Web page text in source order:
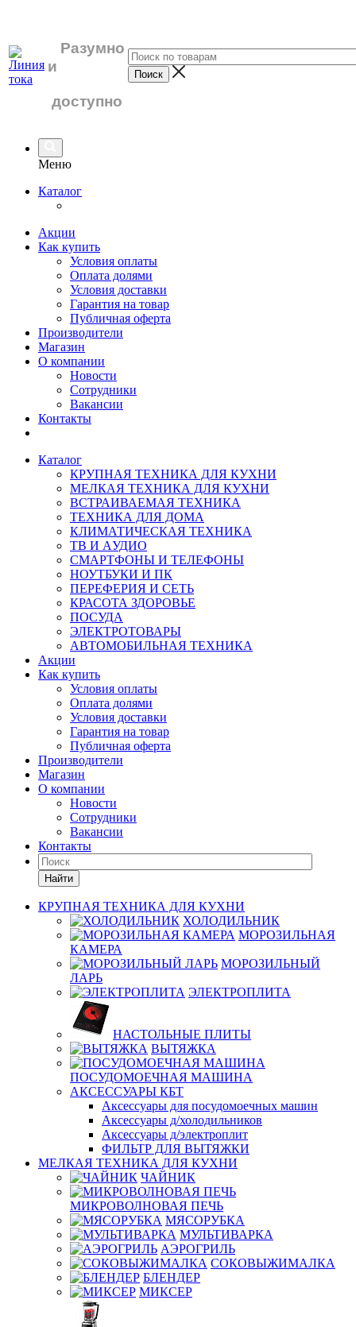
Разумно
и
доступно
Меню
Каталог
Акции
Как купить
Условия оплаты
Оплата долями
Условия доставки
Гарантия на товар
Публичная оферта
Производители
Магазин
О компании
Новости
Сотрудники
Вакансии
Контакты
Каталог
КРУПНАЯ ТЕХНИКА ДЛЯ КУХНИ
МЕЛКАЯ ТЕХНИКА ДЛЯ КУХНИ
ВСТРАИВАЕМАЯ ТЕХНИКА
ТЕХНИКА ДЛЯ ДОМА
КЛИМАТИЧЕСКАЯ ТЕХНИКА
ТВ И AУДИО
СМАРТФОНЫ И ТЕЛЕФОНЫ
НОУТБУКИ И ПК
ПЕРЕФЕРИЯ И СЕТЬ
КРАСОТА ЗДОРОВЬЕ
ПОСУДА
ЭЛЕКТРОТОВАРЫ
АВТОМОБИЛЬНАЯ ТЕХНИКА
Акции
Как купить
Условия оплаты
Оплата долями
Условия доставки
Гарантия на товар
Публичная оферта
Производители
Магазин
О компании
Новости
Сотрудники
Вакансии
Контакты
Найти
КРУПНАЯ ТЕХНИКА ДЛЯ КУХНИ
ХОЛОДИЛЬНИК
МОРОЗИЛЬНАЯ
КАМЕРА
МОРОЗИЛЬНЫЙ
ЛАРЬ
ЭЛЕКТРОПЛИТА
НАСТОЛЬНЫЕ ПЛИТЫ
ВЫТЯЖКА
ПОСУДОМОЕЧНАЯ МАШИНА
АКСЕССУАРЫ КБТ
Аксессуары для посудомоечных машин
Аксессуары д/холодильников
Аксессуары д/электроплит
ФИЛЬТР ДЛЯ ВЫТЯЖКИ
МЕЛКАЯ ТЕХНИКА ДЛЯ КУХНИ
ЧАЙНИК
МИКРОВОЛНОВАЯ ПЕЧЬ
МЯСОРУБКА
МУЛЬТИВАРКА
АЭРОГРИЛЬ
СОКОВЫЖИМАЛКА
БЛЕНДЕР
МИКСЕР